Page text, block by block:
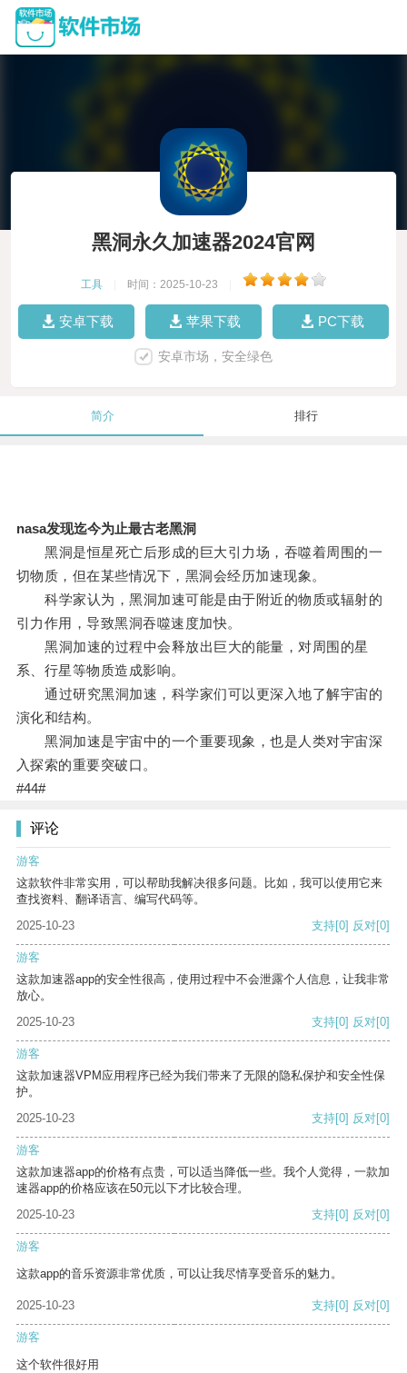
黑洞永久加速器2024官网
工具 时间：2025-10-23
安卓下载 苹果下载 PC下载
安卓市场，安全绿色
简介 排行
nasa发现迄今为止最古老黑洞
黑洞是恒星死亡后形成的巨大引力场，吞噬着周围的一
切物质，但在某些情况下，黑洞会经历加速现象。
科学家认为，黑洞加速可能是由于附近的物质或辐射的
引力作用，导致黑洞吞噬速度加快。
黑洞加速的过程中会释放出巨大的能量，对周围的星
系、行星等物质造成影响。
通过研究黑洞加速，科学家们可以更深入地了解宇宙的
演化和结构。
黑洞加速是宇宙中的一个重要现象，也是人类对宇宙深
入探索的重要突破口。
#44#
评论
游客
这款软件非常实用，可以帮助我解决很多问题。比如，我可以使用它来
查找资料、翻译语言、编写代码等。
2025-10-23
支持[0] 反对[0]
游客
这款加速器app的安全性很高，使用过程中不会泄露个人信息，让我非常
放心。
2025-10-23
支持[0] 反对[0]
游客
这款加速器VPM应用程序已经为我们带来了无限的隐私保护和安全性保
护。
2025-10-23
支持[0] 反对[0]
游客
这款加速器app的价格有点贵，可以适当降低一些。我个人觉得，一款加
速器app的价格应该在50元以下才比较合理。
2025-10-23
支持[0] 反对[0]
游客
这款app的音乐资源非常优质，可以让我尽情享受音乐的魅力。
2025-10-23 支持[0] 反对[0]
游客
这个软件很好用